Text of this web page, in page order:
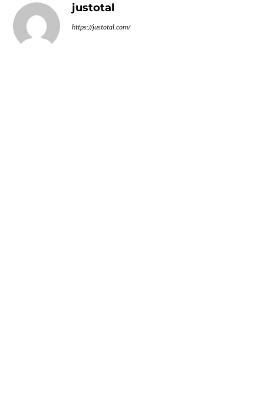
justotal
https://justotal.com/